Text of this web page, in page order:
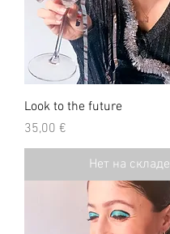
Look to the future
Цена
35,00 €
Нет на складе